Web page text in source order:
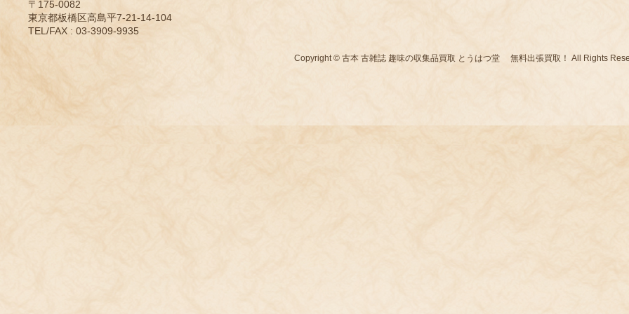
〒175-0082
東京都板橋区高島平7-21-14-104
TEL/FAX : 03-3909-9935
Copyright © 古本 古雑誌 趣味の収集品買取 とうはつ堂 無料出張買取！ All Rights